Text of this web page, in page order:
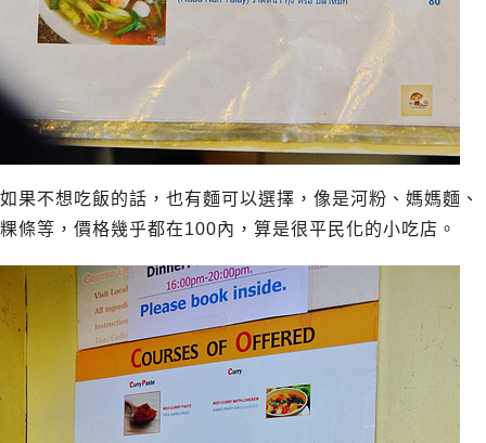
如果不想吃飯的話，也有麵可以選擇，像是河粉、媽媽麵、
粿條等，價格幾乎都在100內，算是很平民化的小吃店。